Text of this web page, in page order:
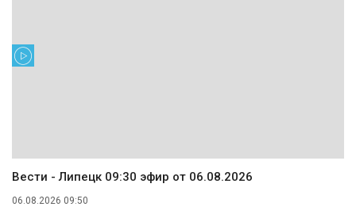
Вести - Липецк 09:30 эфир от 06.08.2026
06.08.2026 09:50